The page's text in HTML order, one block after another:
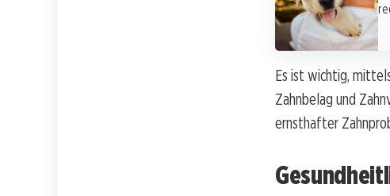
Es ist wichtig,
Zahnbelag und
ernsthafter